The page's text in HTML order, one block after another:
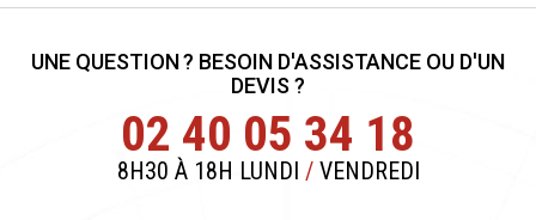
UNE QUESTION ? BESOIN D'ASSISTANCE OU D'UN
DEVIS ?
02 40 05 34 18
8H30 À 18H LUNDI /VENDREDI